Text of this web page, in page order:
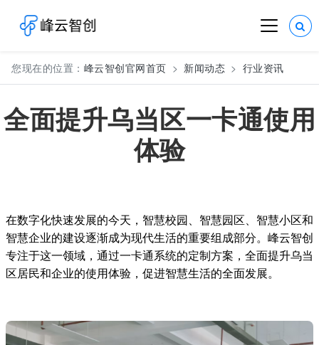
您现在的位置： 峰云智创官网首页 新闻动态 行业资讯
全面提升乌当区一卡通使用
体验
在数字化快速发展的今天，智慧校园、智慧园区、智慧小区和
智慧企业的建设逐渐成为现代生活的重要组成部分。峰云智创
专注于这一领域，通过一卡通系统的定制方案，全面提升乌当
区居民和企业的使用体验，促进智慧生活的全面发展。